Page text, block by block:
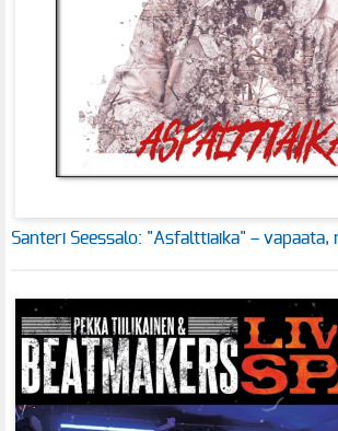
Santeri Seessalo: "Asfalttiaika" – vapaata,